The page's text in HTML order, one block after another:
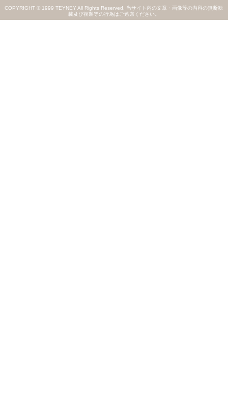
COPYRIGHT © 1999 TEYNEY All Rights Reserved. 当サイト内の文章・画像等の内容の無断転
載及び複製等の行為はご遠慮ください。